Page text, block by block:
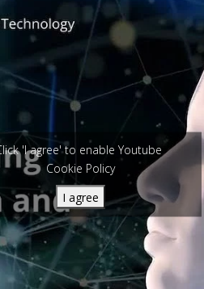
'I agree' to enable Youtube
Cookie Policy
I agree